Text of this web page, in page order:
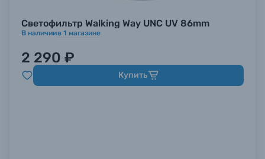
Светофильтр Walking Way UNC UV 86mm
В наличиив 1 магазине
2 290 ₽
Купить